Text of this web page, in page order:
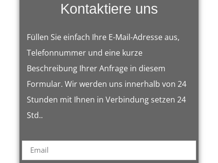
Kontaktiere uns
Füllen Sie einfach Ihre E-Mail-Adresse aus,
Telefonnummer und eine kurze
Beschreibung Ihrer Anfrage in diesem
Formular. Wir werden uns innerhalb von 24
Stunden mit Ihnen in Verbindung setzen 24
Std..